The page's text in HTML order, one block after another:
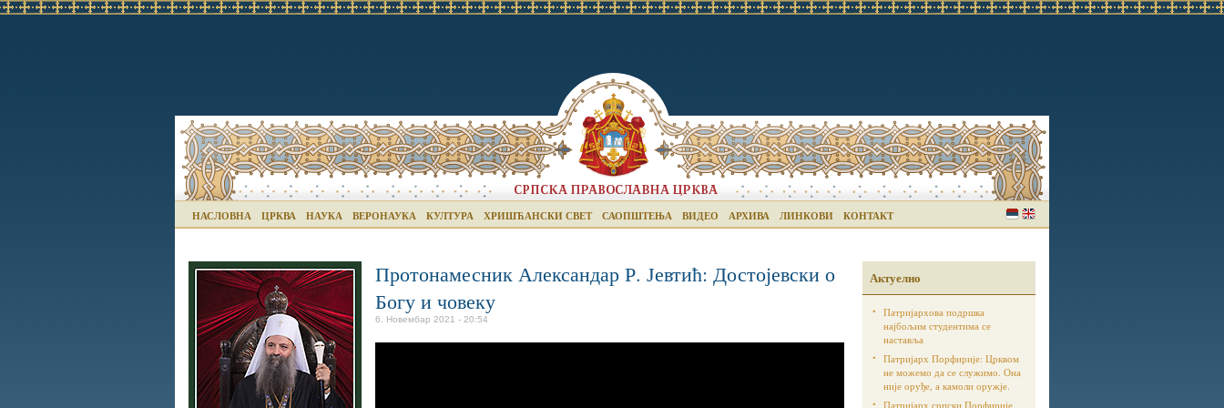
НАСЛОВНА ЦРКВА НАУКА ВЕРОНАУКА КУЛТУРА ХРИШЋАНСКИ СВЕТ САОПШТЕЊА ВИДЕО АРХИВА ЛИНКОВИ КОНТАКТ
Протонамесник Александар Р. Јевтић: Достојевски о
Богу и човеку
6. Новембар 2021 - 20:54
Актуелно
Патријархова подршка
најбољим студентима се
наставља
Патријарх Порфирије: Црквом
не можемо да се служимо. Она
није оруђе, а камоли оружје.
Патријарх српски Порфирије